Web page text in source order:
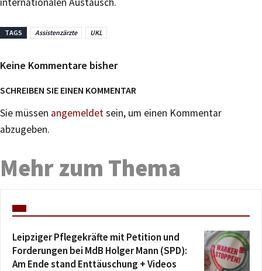
TAGS Assistenzärzte UKL
Keine Kommentare bisher
SCHREIBEN SIE EINEN KOMMENTAR
Sie müssen angemeldetsein, um einen Kommentar
abzugeben.
Mehr zum Thema
Leipziger Pflegekräfte mit Petition und
Forderungen bei MdB Holger Mann (SPD):
Am Ende stand Enttäuschung + Videos